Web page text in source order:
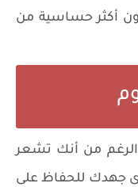
أكثر حساسية من
الرغم من أنك تشعر
جهدك للحفاظ على